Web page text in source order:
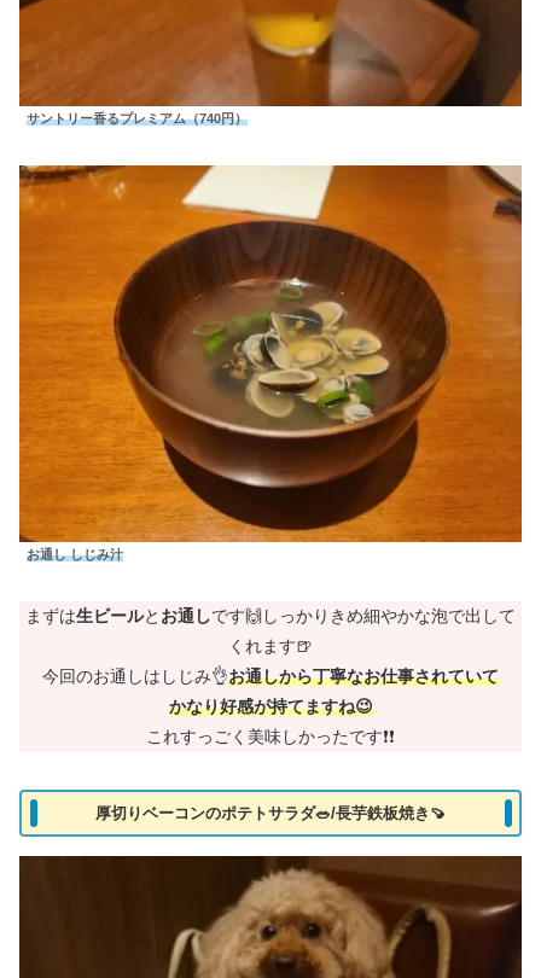
サントリー香るプレミアム（740円）
お通し しじみ汁
まずは生ビールと お通しです🙌しっかりきめ細やかな泡で出して
くれます🍺
今回のお通しはしじみ👌お通しから丁寧なお仕事されていて
かなり好感が持てますね😉
これすっごく美味しかったです❗❗
厚切りベーコンのポテトサラダ🥗/長芋鉄板焼き🍠